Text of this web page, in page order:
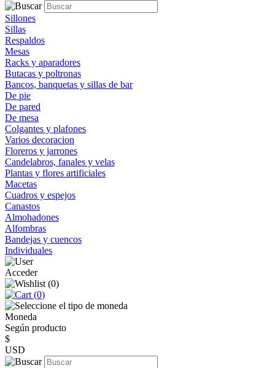
Sillones
Sillas
Respaldos
Mesas
Racks y aparadores
Butacas y poltronas
Bancos, banquetas y sillas de bar
De pie
De pared
De mesa
Colgantes y plafones
Varios decoracion
Floreros y jarrones
Candelabros, fanales y velas
Plantas y flores artificiales
Macetas
Cuadros y espejos
Canastos
Almohadones
Alfombras
Bandejas y cuencos
Individuales
Acceder
(0)
(0)
Moneda
Según producto
$
USD